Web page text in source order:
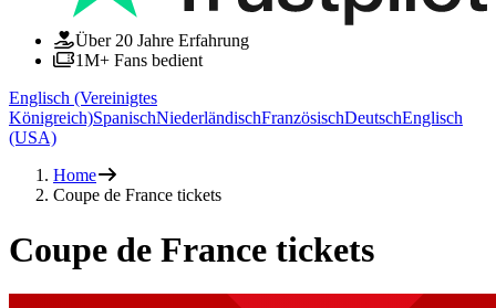
Über 20 Jahre Erfahrung
1M+ Fans bedient
Englisch (Vereinigtes
Königreich)SpanischNiederländischFranzösischDeutschEnglisch
(USA)
Home
Coupe de France tickets
Coupe de France tickets